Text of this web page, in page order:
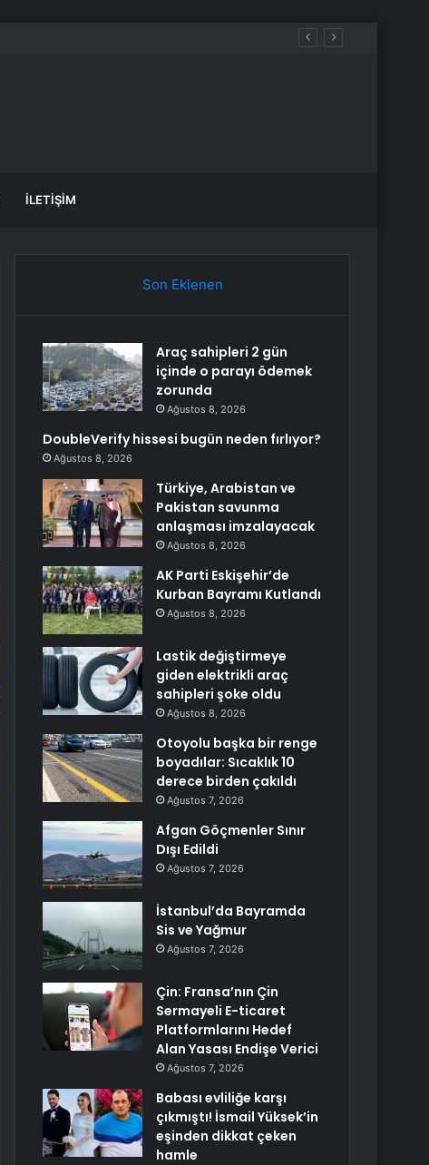
İLETIŞIM
Son Eklenen
Araç sahipleri 2 gün
içinde o parayı ödemek
zorunda
Ağustos 8, 2026
DoubleVerify hissesi bugün neden fırlıyor?
Ağustos 8, 2026
Türkiye, Arabistan ve
Pakistan savunma
anlaşması imzalayacak
Ağustos 8, 2026
AK Parti Eskişehir’de
Kurban Bayramı Kutlandı
Ağustos 8, 2026
Lastik değiştirmeye
giden elektrikli araç
sahipleri şoke oldu
Ağustos 8, 2026
Otoyolu başka bir renge
boyadılar: Sıcaklık 10
derece birden çakıldı
Ağustos 7, 2026
Afgan Göçmenler Sınır
Dışı Edildi
Ağustos 7, 2026
İstanbul’da Bayramda
Sis ve Yağmur
Ağustos 7, 2026
Çin: Fransa’nın Çin
Sermayeli E-ticaret
Platformlarını Hedef
Alan Yasası Endişe Verici
Ağustos 7, 2026
Babası evliliğe karşı
çıkmıştı! İsmail Yüksek’in
eşinden dikkat çeken
hamle